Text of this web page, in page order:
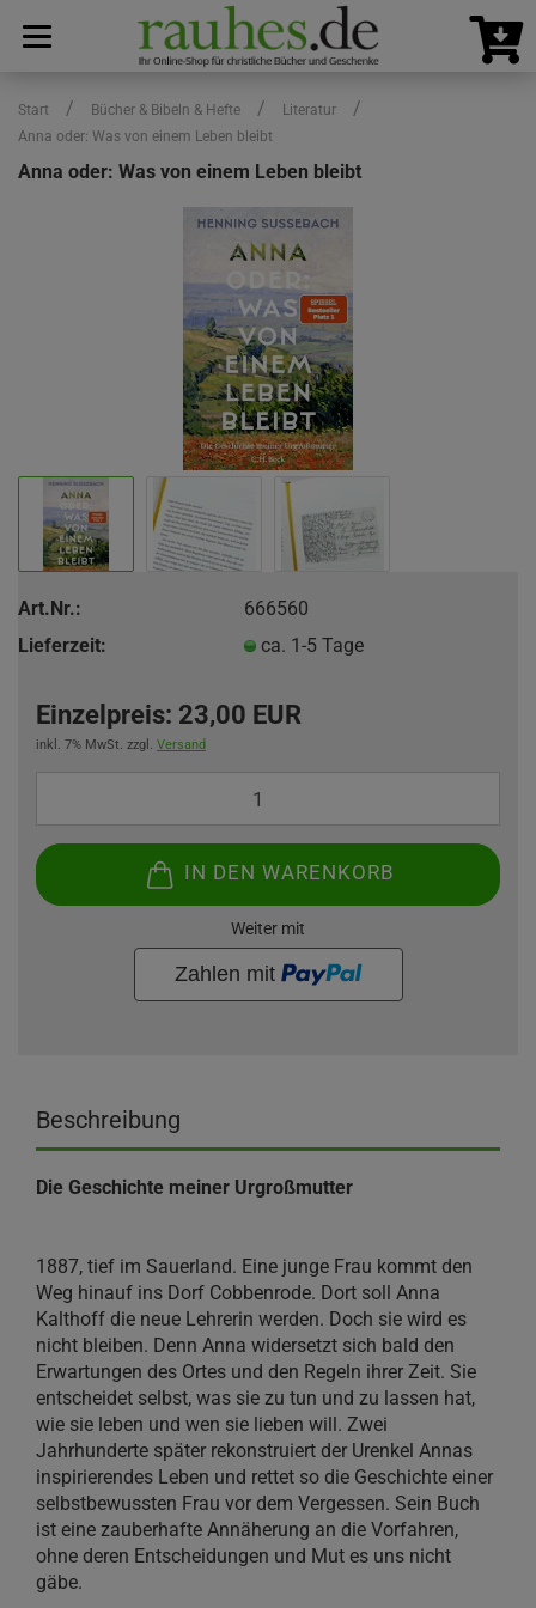
Start / Bücher & Bibeln & Hefte / Literatur /
Anna oder: Was von einem Leben bleibt
Anna oder: Was von einem Leben bleibt
Art.Nr.:
666560
Lieferzeit:
ca. 1-5 Tage
Einzelpreis: 23,00 EUR
inkl. 7% MwSt. zzgl. Versand
IN DEN WARENKORB
Weiter mit
Beschreibung
Die Geschichte meiner Urgroßmutter
1887, tief im Sauerland. Eine junge Frau kommt den
Weg hinauf ins Dorf Cobbenrode. Dort soll Anna
Kalthoff die neue Lehrerin werden. Doch sie wird es
nicht bleiben. Denn Anna widersetzt sich bald den
Erwartungen des Ortes und den Regeln ihrer Zeit. Sie
entscheidet selbst, was sie zu tun und zu lassen hat,
wie sie leben und wen sie lieben will. Zwei
Jahrhunderte später rekonstruiert der Urenkel Annas
inspirierendes Leben und rettet so die Geschichte einer
selbstbewussten Frau vor dem Vergessen. Sein Buch
ist eine zauberhafte Annäherung an die Vorfahren,
ohne deren Entscheidungen und Mut es uns nicht
gäbe.